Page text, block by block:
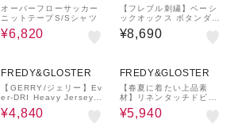
オーバーフローサッカー
ニットテープS/Sシャツ
¥6,820
【フレブル刺繍】ベーシ
ックオックス ボタンダウ
ンシャツ
¥8,690
FREDY&GLOSTER
【GERRY/ジェリー】Ev
er-DRI Heavy Jersey
S/S Leisure Shirt
¥4,840
FREDY&GLOSTER
【春夏に着たい上品素
材】リネンタッチドビー
ワークシャツ
¥5,940